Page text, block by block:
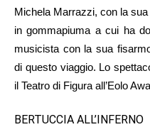
Michela Marrazzi, con la
in gommapiuma a cui ha
musicista con la sua
di questo viaggio. Lo
il Teatro di Figura all’Eolo
BERTUCCIA ALL’INFERNO